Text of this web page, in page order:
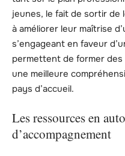
jeunes, le fait de sortir de
à améliorer leur maîtrise
s’engageant en faveur
permettent de former des
une meilleure
pays d’accueil.
Les ressources en
d’accompagnement